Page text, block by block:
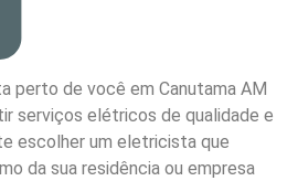
perto de você em Canutama AM
serviços elétricos de qualidade e
escolher um eletricista que
da sua residência ou empresa